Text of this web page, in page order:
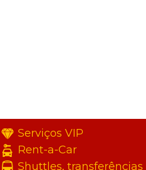
Serviços VIP
Rent-a-Car
Shuttles, transferências